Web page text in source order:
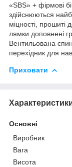
«SBS» + фірмові
здійснюються
міцності, прошиті
лямки доповнені
Вентильована
перехідник для
Приховати
Основні
Виробник
Вага
Висота